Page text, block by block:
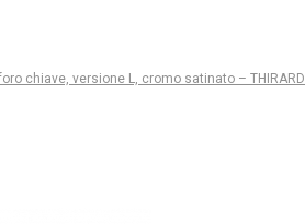
chiave, versione L, cromo satinato – THIRARD